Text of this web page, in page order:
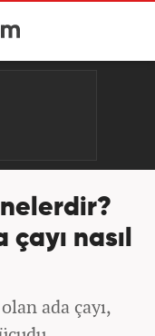
nasıl
ada çayı,